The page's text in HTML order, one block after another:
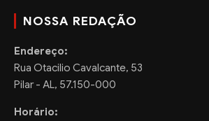
NOSSA REDAÇÃO
Endereço:
Rua Otacilio Cavalcante, 53
Pilar - AL, 57.150-000
Horário: